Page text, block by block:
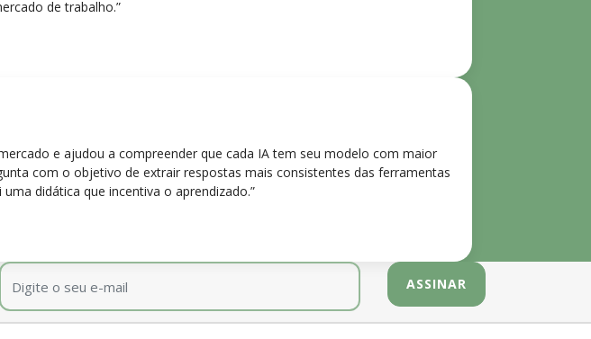
de trabalho.”
e ajudou a compreender que cada IA tem seu modelo com maior
com o objetivo de extrair respostas mais consistentes das ferramentas
didática que incentiva o aprendizado.”
E-mail